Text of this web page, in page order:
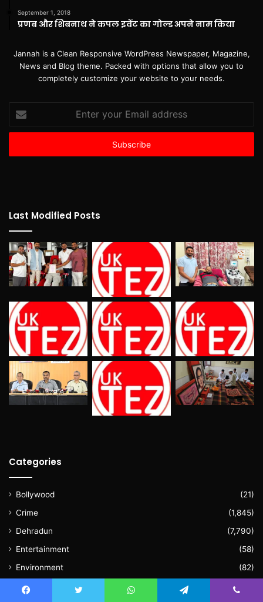
September 1, 2018
प्रणब और शिबनाथ ने कपल इवेंट का गोल्ड अपने नाम किया
Jannah is a Clean Responsive WordPress Newspaper, Magazine,
News and Blog theme. Packed with options that allow you to
completely customize your website to your needs.
your
Email
Last Modified Posts
Categories
Bollywood
(21)
Crime
(1,845)
Dehradun
(7,790)
Entertainment
(58)
Environment
(82)
Exclusive
(883)